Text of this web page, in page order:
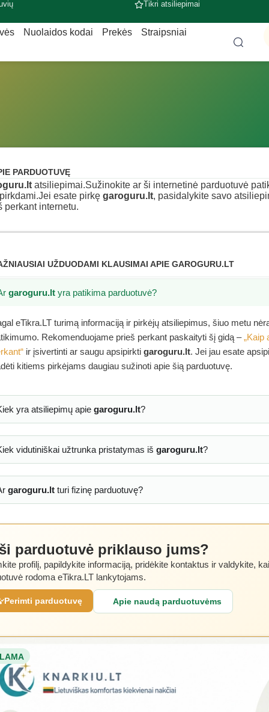
Tikri atsiliepimai
Nuolaidos kodai Prekės Straipsniai
PARDUOTUVĘ
atsiliepimai.Sužinokite ar ši internetinė parduotuvė
esate pirkę garoguru.lt, pasidalykite savo
perkant internetu.
UŽDUODAMI KLAUSIMAI APIE GAROGURU.LT
garoguru.lt yra patikima parduotuvė?
eTikra.LT turimą informaciją ir pirkėjų atsiliepimus, šiuo metu
Rekomenduojame prieš perkant paskaityti šį gidą –„Kaip
ir įsivertinti ar saugu apsipirkti garoguru.lt. Jei jau esate
kitiems pirkėjams daugiau sužinoti apie šią parduotuvę.
yra atsiliepimų apie garoguru.lt?
vidutiniškai užtrunka pristatymas iš garoguru.lt?
garoguru.ltturi fizinę parduotuvę?
parduotuvė priklauso jums?
profilį, papildykite informaciją, pridėkite kontaktus ir valdykite,
rodoma eTikra.LT lankytojams.
Perimti parduotuvę Apie naudą parduotuvėms